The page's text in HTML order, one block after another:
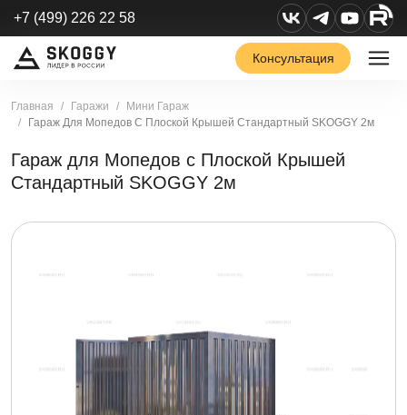
+7 (499) 226 22 58
Консультация
Главная Гаражи
Мини Гараж
Гараж Для Мопедов С Плоской Крышей Стандартный SKOGGY 2м
Гараж для Мопедов с Плоской Крышей
Стандартный SKOGGY 2м